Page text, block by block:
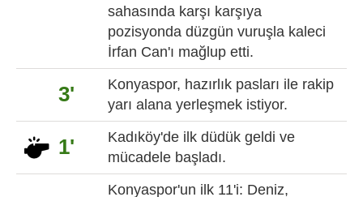
sahasında karşı karşıya
pozisyonda düzgün vuruşla kaleci
İrfan Can'ı mağlup etti.
3'
Konyaspor, hazırlık pasları ile rakip
yarı alana yerleşmek istiyor.
1'
Kadıköy'de ilk düdük geldi ve
mücadele başladı.
Konyaspor'un ilk 11'i: Deniz,